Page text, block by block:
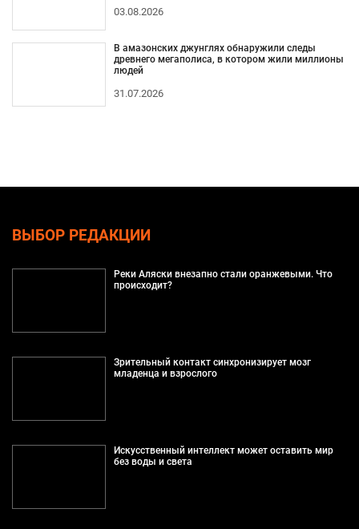
03.08.2026
В амазонских джунглях обнаружили следы
древнего мегаполиса, в котором жили миллионы
людей
31.07.2026
ВЫБОР РЕДАКЦИИ
Реки Аляски внезапно стали оранжевыми. Что
происходит?
Зрительный контакт синхронизирует мозг
младенца и взрослого
Искусственный интеллект может оставить мир
без воды и света